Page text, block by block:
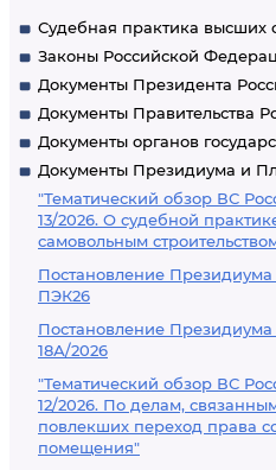
Судебная практика высших
Законы Российской
Документы Президента
Документы Правительства
Документы органов
Документы Президиума и
"Тематический обзор ВС
13/2026. О судебной
самовольным
Постановление
ПЭК26
Постановление Президиума
18А/2026
"Тематический обзор ВС
12/2026. По делам,
повлекших переход права
помещения"